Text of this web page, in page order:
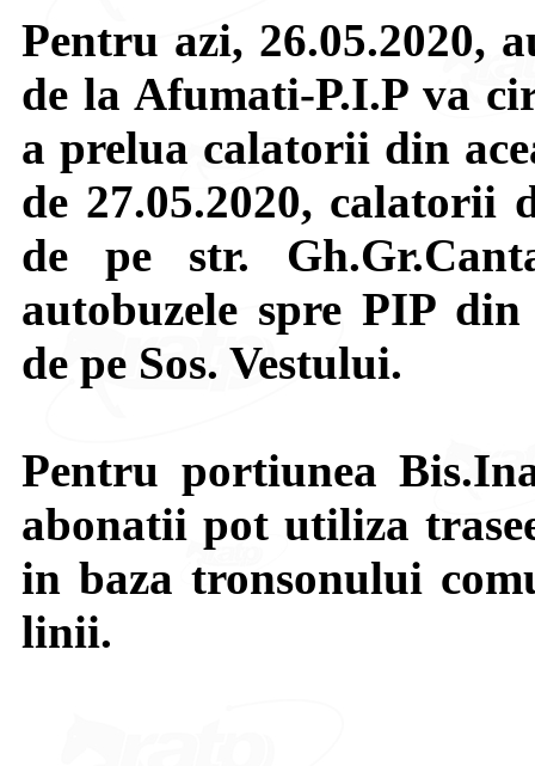
Pentru azi, 26.05.2020,
de la Afumati-P.I.P va
a prelua calatorii din
de 27.05.2020,
de pe str.
autobuzele spre PIP
de pe Sos. Vestului.
Pentru portiunea
abonatii pot utiliza
in baza tronsonului
linii.